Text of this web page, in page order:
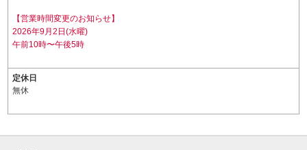
【営業時間変更のお知らせ】
2026年9月2日(水曜)
午前10時〜午後5時
定休日
無休